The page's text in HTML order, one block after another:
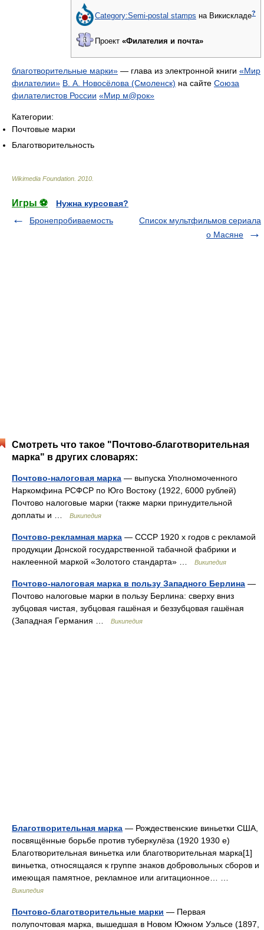
Category:Semi-postal stamps на Викискладе?
Проект «Филателия и почта»
благотворительные марки» — глава из электронной книги «Мир
филателии» В. А. Новосёлова (Смоленск) на сайте Союза
филателистов России «Мир м@рок»
Категории:
Почтовые марки
Благотворительность
Wikimedia Foundation 2010
Игры ⚽
Нужна курсовая?
Бронепробиваемость
Список мультфильмов сериала
о Масяне
Смотреть что такое "Почтово-благотворительная
марка" в других словарях:
Почтово-налоговая марка — выпуска Уполномоченного
Наркомфина РСФСР по Юго Востоку (1922, 6000 рублей)
Почтово налоговые марки (также марки принудительной
доплаты и …
Википедия
Почтово-рекламная марка — СССР 1920 х годов с рекламой
продукции Донской государственной табачной фабрики и
наклеенной маркой «Золотого стандарта» …
Википедия
Почтово-налоговая марка в пользу Западного Берлина —
Почтово налоговые марки в пользу Берлина: сверху вниз
зубцовая чистая, зубцовая гашёная и беззубцовая гашёная
(Западная Германия …
Википедия
Благотворительная марка — Рождественские виньетки США,
посвящённые борьбе против туберкулёза (1920 1930 е)
Благотворительная виньетка или благотворительная марка[1]
виньетка, относящаяся к группе знаков добровольных сборов и
имеющая памятное, рекламное или агитационное… …
Википедия
Почтово-благотворительные марки — Первая
полупочтовая марка, вышедшая в Новом Южном Уэльсе (1897,